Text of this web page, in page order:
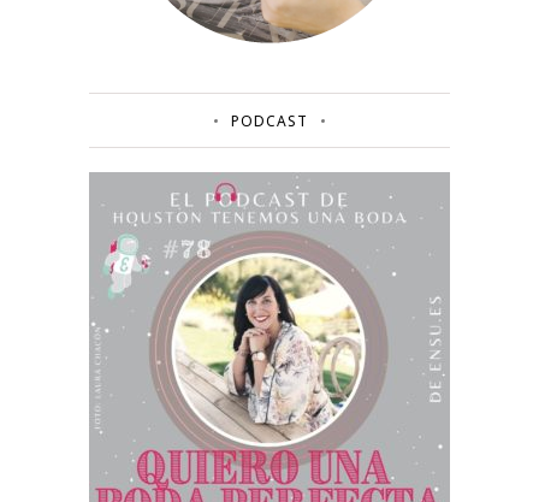
PODCAST